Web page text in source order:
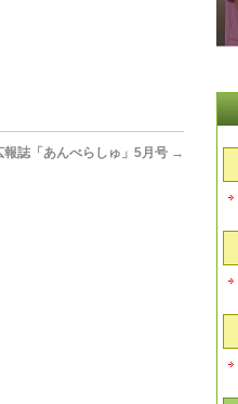
報誌「あんべらしゅ」5月号 →